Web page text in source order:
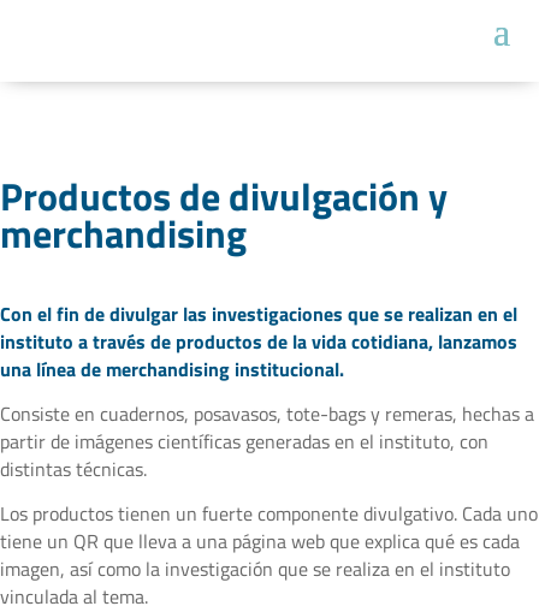
Productos de divulgación y
merchandising
Con el fin de divulgar las investigaciones que se realizan en el
instituto a través de productos de la vida cotidiana, lanzamos
una línea de merchandising institucional.
Consiste en cuadernos, posavasos, tote-bags y remeras, hechas a
partir de imágenes científicas generadas en el instituto, con
distintas técnicas.
Los productos tienen un fuerte componente divulgativo. Cada uno
tiene un QR que lleva a una página web que explica qué es cada
imagen, así como la investigación que se realiza en el instituto
vinculada al tema.